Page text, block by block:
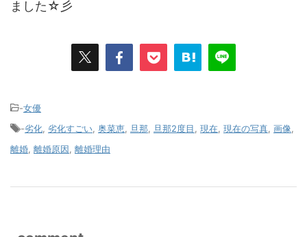
ました☆彡
-女優
-劣化 劣化すごい 奥菜恵 旦那 旦那2度目 現在 現在の写真 画像
離婚 離婚原因 離婚理由